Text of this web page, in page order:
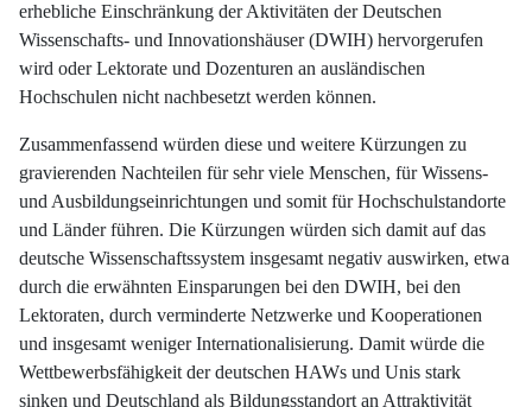
erhebliche Einschränkung der Aktivitäten der Deutschen
Wissenschafts- und Innovationshäuser (DWIH) hervorgerufen
wird oder Lektorate und Dozenturen an ausländischen
Hochschulen nicht nachbesetzt werden können.
Zusammenfassend würden diese und weitere Kürzungen zu
gravierenden Nachteilen für sehr viele Menschen, für Wissens-
und Ausbildungseinrichtungen und somit für Hochschulstandorte
und Länder führen. Die Kürzungen würden sich damit auf das
deutsche Wissenschaftssystem insgesamt negativ auswirken, etwa
durch die erwähnten Einsparungen bei den DWIH, bei den
Lektoraten, durch verminderte Netzwerke und Kooperationen
und insgesamt weniger Internationalisierung. Damit würde die
Wettbewerbsfähigkeit der deutschen HAWs und Unis stark
sinken und Deutschland als Bildungsstandort an Attraktivität